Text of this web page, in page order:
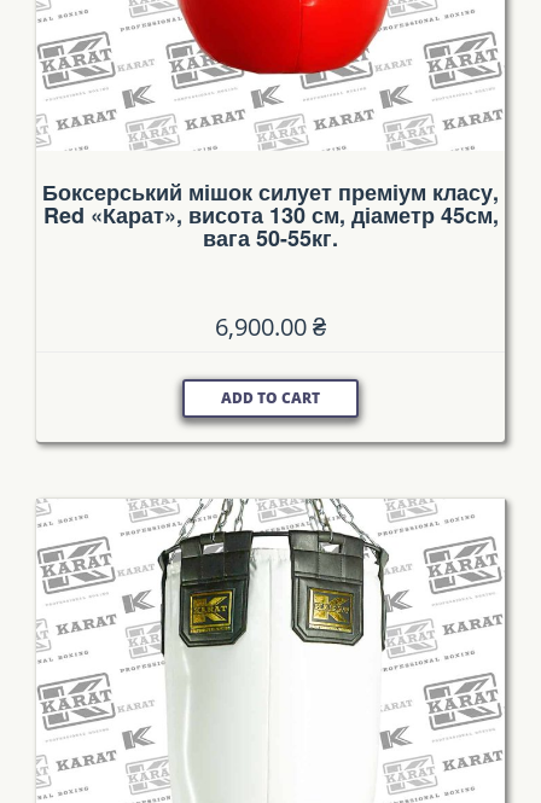
Боксерський мішок силует преміум класу,
Red «Карат», висота 130 см, діаметр 45см,
вага 50-55кг.
6,900.00₴
ADD TO CART